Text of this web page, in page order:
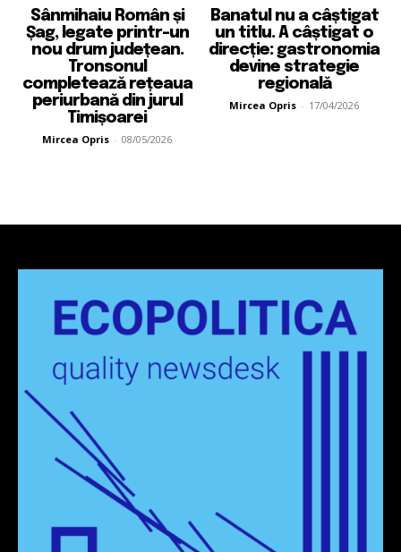
Sânmihaiu Român și
Șag, legate printr-un
nou drum județean.
Tronsonul
completează rețeaua
periurbană din jurul
Timișoarei
Mircea Opris - 08/05/2026
Banatul nu a câștigat
un titlu. A câștigat o
direcție: gastronomia
devine strategie
regională
Mircea Opris - 17/04/2026